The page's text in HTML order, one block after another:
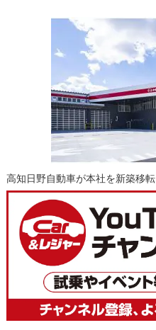
高知日野自動車が本社を新築移転